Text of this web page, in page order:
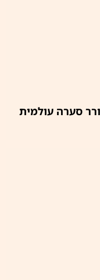
סערה עולמית